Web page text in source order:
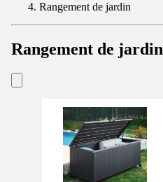
Rangement de jardin
Rangement de jardin